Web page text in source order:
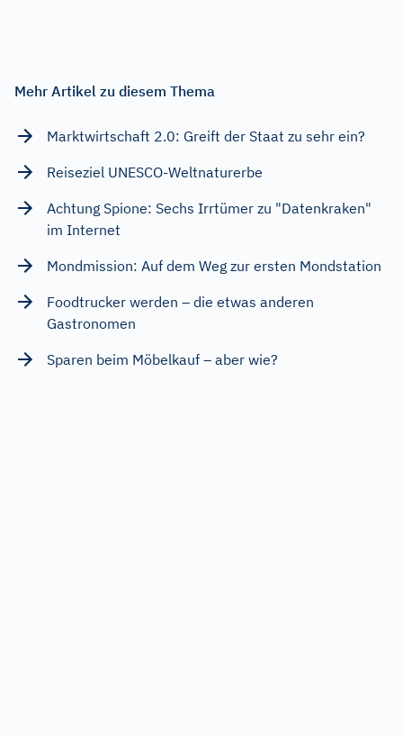
Mehr Artikel zu diesem Thema
Marktwirtschaft 2.0: Greift der Staat zu sehr ein?
Reiseziel UNESCO-Weltnaturerbe
Achtung Spione: Sechs Irrtümer zu "Datenkraken"
im Internet
Mondmission: Auf dem Weg zur ersten Mondstation
Foodtrucker werden – die etwas anderen
Gastronomen
Sparen beim Möbelkauf – aber wie?